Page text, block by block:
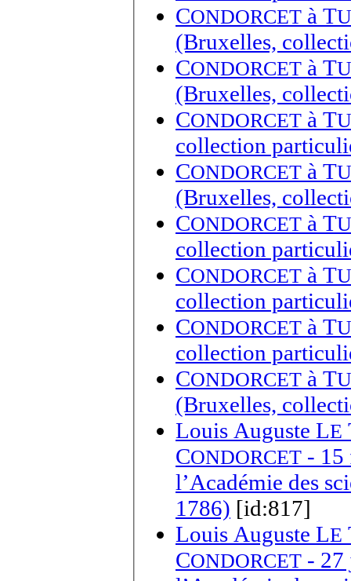
CONDORCET à T
(Bruxelles,
CONDORCET à T
(Bruxelles,
CONDORCET à T
collection
CONDORCET à T
(Bruxelles,
CONDORCET à T
collection
CONDORCET à T
collection
CONDORCET à T
collection
CONDORCET à T
(Bruxelles,
Louis Auguste LE
CONDORCET - 15
l’Académie des
1786) [id:817]
Louis Auguste LE
CONDORCET - 27